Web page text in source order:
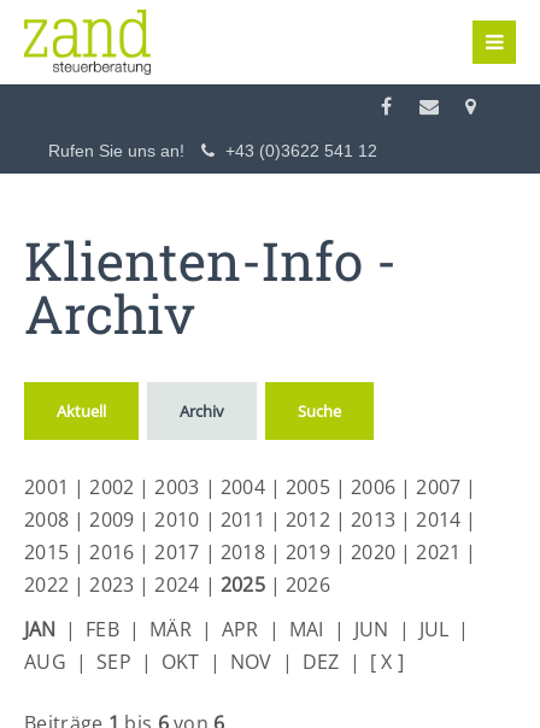
Login
Register|Lost your password?
Support
24h/ 365days
Rufen Sie uns an! +43 (0)3622 541 12
Klienten-Info -
Archiv
Aktuell Archiv Suche
2001 |2002 |2003 | 2004| 2005 |2006 |2007 |
2008 |2009 |2010 | 2011 | 2012 |2013 |2014 |
2015 |2016 |2017 | 2018| 2019 |2020 |2021 |
2022 |2023 |2024 | 2025| 2026
JAN | FEB| MÄR| APR | MAI | JUN | JUL |
AUG | SEP | OKT | NOV | DEZ | [ X ]